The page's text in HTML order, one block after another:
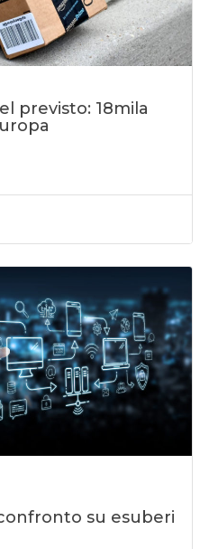
previsto: 18mila
su esuberi